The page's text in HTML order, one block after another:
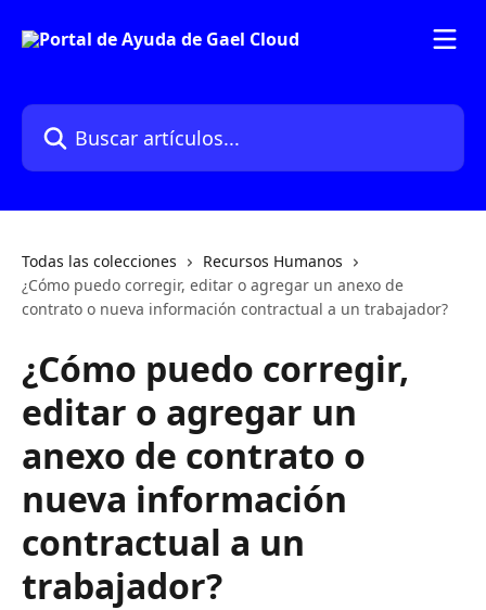
Buscar artículos...
Todas las colecciones
Recursos Humanos
¿Cómo puedo corregir, editar o agregar un anexo de
contrato o nueva información contractual a un trabajador?
¿Cómo puedo corregir,
editar o agregar un
anexo de contrato o
nueva información
contractual a un
trabajador?